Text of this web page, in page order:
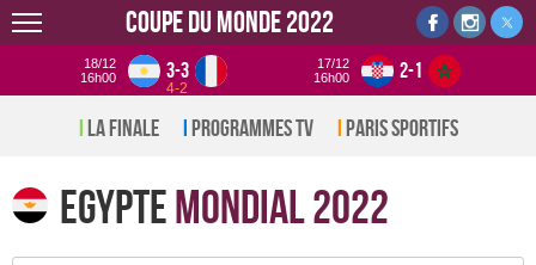
Coupe du monde 2022
18/12
16h00
3-3
4-2
17/12
16h00
2-1
La Finale Programmes TV Paris sportifs
EgypteMondial 2022